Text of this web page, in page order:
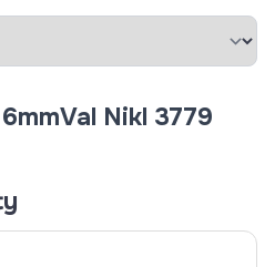
Nikl 3779